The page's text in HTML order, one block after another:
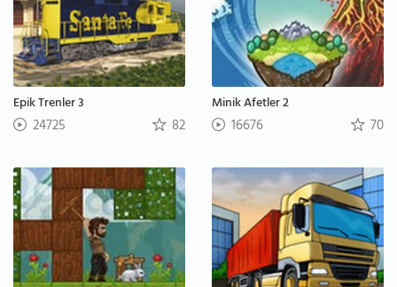
Epik Trenler 3
24725 82
Minik Afetler 2
16676 70